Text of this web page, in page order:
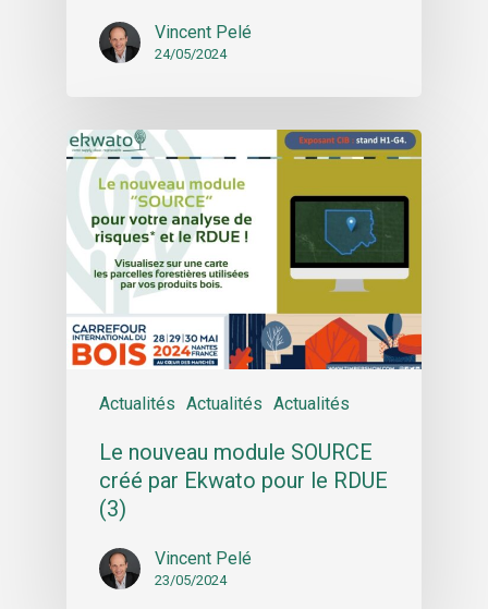
Vincent Pelé
24/05/2024
Actualités Actualités Actualités
Le nouveau module SOURCE
créé par Ekwato pour le RDUE
(3)
Vincent Pelé
23/05/2024